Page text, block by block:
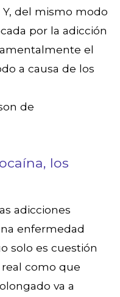
del mismo modo
por la adicción
el
a causa de los
de
los
adicciones
enfermedad
solo es cuestión
como que
va a